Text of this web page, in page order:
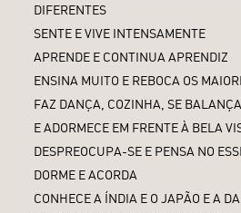
DIFERENTES
SENTE E VIVE INTENSAMENTE
APRENDE E CONTINUA APRENDIZ
ENSINA MUITO E REBOCA OS
FAZ DANÇA, COZINHA, SE
E ADORMECE EM FRENTE À BELA
DESPREOCUPA-SE E PENSA NO
DORME E ACORDA
CONHECE A ÍNDIA E O JAPÃO E A